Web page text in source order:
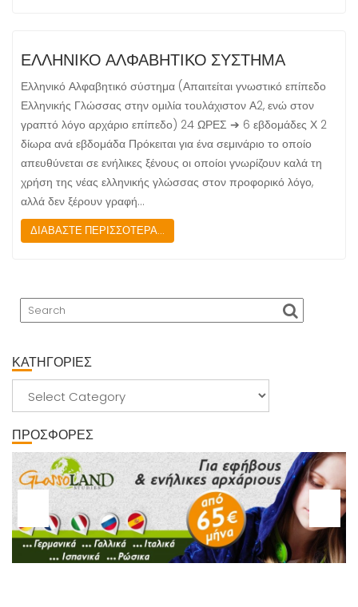
ΕΛΛΗΝΙΚΟ ΑΛΦΑΒΗΤΙΚΟ ΣΥΣΤΗΜΑ
Ελληνικό Αλφαβητικό σύστημα (Απαιτείται γνωστικό επίπεδο
Ελληνικής Γλώσσας στην ομιλία τουλάχιστον Α2, ενώ στον
γραπτό λόγο αρχάριο επίπεδο) 24 ΩΡΕΣ ➔ 6 εβδομάδες Χ 2
δίωρα ανά εβδομάδα Πρόκειται για ένα σεμινάριο το οποίο
απευθύνεται σε ενήλικες ξένους οι οποίοι γνωρίζουν καλά τη
χρήση της νέας ελληνικής γλώσσας στον προφορικό λόγο,
αλλά δεν ξέρουν γραφή…
ΔΙΑΒΑΣΤΕ ΠΕΡΙΣΣΟΤΕΡΑ...
ΚΑΤΗΓΟΡΙΕΣ
ΚΑΤΗΓΟΡΙΕΣ
ΠΡΟΣΦΟΡΕΣ